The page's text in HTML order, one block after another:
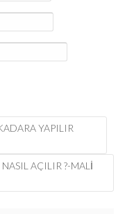
YAPILIR
AÇILIR ?-MALI